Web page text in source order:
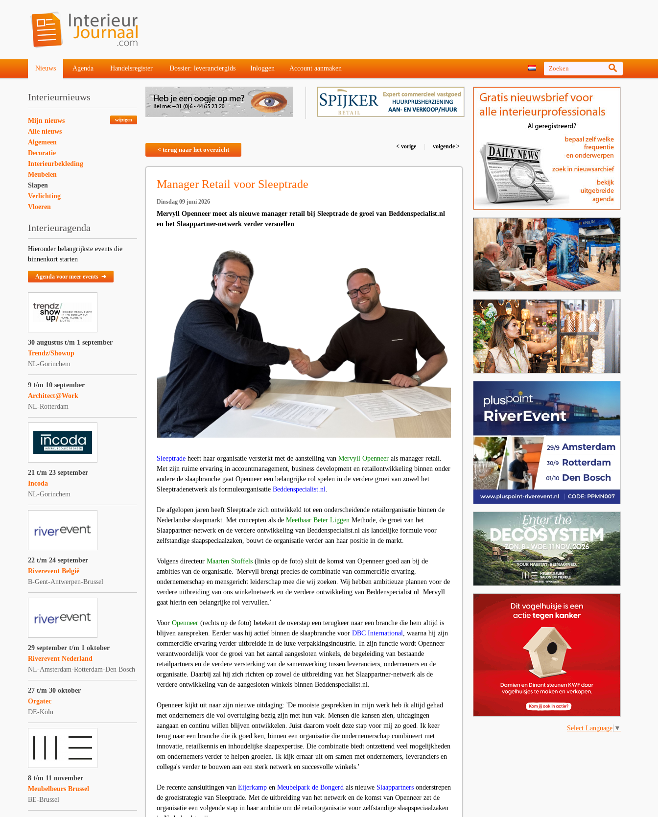
Nieuws Agenda Handelsregister Dossier: leveranciergids Inloggen Account aanmaken
Interieurnieuws
wijzigen
Mijn nieuws
Alle nieuws
Algemeen
Decoratie
Interieurbekleding
Meubelen
Slapen
Verlichting
Vloeren
Interieuragenda
Hieronder belangrijkste events die
binnenkort starten
Agenda voor meer events ➔
30 augustus t/m 1 september
Trendz/Showup
NL-Gorinchem
9 t/m 10 september
Architect@Work
NL-Rotterdam
21 t/m 23 september
Incoda
NL-Gorinchem
22 t/m 24 september
Riverevent België
B-Gent-Antwerpen-Brussel
29 september t/m 1 oktober
Riverevent Nederland
NL-Amsterdam-Rotterdam-Den Bosch
27 t/m 30 oktober
Orgatec
DE-Köln
8 t/m 11 november
Meubelbeurs Brussel
BE-Brussel
< terug naar het overzicht < vorige volgende >
Manager Retail voor Sleeptrade
Dinsdag 09 juni 2026
Mervyll Openneer moet als nieuwe manager retail bij Sleeptrade de groei van Beddenspecialist.nl
en het Slaappartner-netwerk verder versnellen
Sleeptrade heeft haar organisatie versterkt met de aanstelling van Mervyll Openneer als manager retail.
Met zijn ruime ervaring in accountmanagement, business development en retailontwikkeling binnen onder
andere de slaapbranche gaat Openneer een belangrijke rol spelen in de verdere groei van zowel het
Sleeptradenetwerk als formuleorganisatie Beddenspecialist.nl.
De afgelopen jaren heeft Sleeptrade zich ontwikkeld tot een onderscheidende retailorganisatie binnen de
Nederlandse slaapmarkt. Met concepten als de Meetbaar Beter Liggen Methode, de groei van het
Slaappartner-netwerk en de verdere ontwikkeling van Beddenspecialist.nl als landelijke formule voor
zelfstandige slaapspeciaalzaken, bouwt de organisatie verder aan haar positie in de markt.
Volgens directeur Maarten Stoffels (links op de foto) sluit de komst van Openneer goed aan bij de
ambities van de organisatie. 'Mervyll brengt precies de combinatie van commerciële ervaring,
ondernemerschap en mensgericht leiderschap mee die wij zoeken. Wij hebben ambitieuze plannen voor de
verdere uitbreiding van ons winkelnetwerk en de verdere ontwikkeling van Beddenspecialist.nl. Mervyll
gaat hierin een belangrijke rol vervullen.'
Voor Openneer (rechts op de foto) betekent de overstap een terugkeer naar een branche die hem altijd is
blijven aanspreken. Eerder was hij actief binnen de slaapbranche voor DBC International, waarna hij zijn
commerciële ervaring verder uitbreidde in de luxe verpakkingsindustrie. In zijn functie wordt Openneer
verantwoordelijk voor de groei van het aantal aangesloten winkels, de begeleiding van bestaande
retailpartners en de verdere versterking van de samenwerking tussen leveranciers, ondernemers en de
organisatie. Daarbij zal hij zich richten op zowel de uitbreiding van het Slaappartner-netwerk als de
verdere ontwikkeling van de aangesloten winkels binnen Beddenspecialist.nl.
Openneer kijkt uit naar zijn nieuwe uitdaging: 'De mooiste gesprekken in mijn werk heb ik altijd gehad
met ondernemers die vol overtuiging bezig zijn met hun vak. Mensen die kansen zien, uitdagingen
aangaan en continu willen blijven ontwikkelen. Juist daarom voelt deze stap voor mij zo goed. Ik keer
terug naar een branche die ik goed ken, binnen een organisatie die ondernemerschap combineert met
innovatie, retailkennis en inhoudelijke slaapexpertise. Die combinatie biedt ontzettend veel mogelijkheden
om ondernemers verder te helpen groeien. Ik kijk ernaar uit om samen met ondernemers, leveranciers en
collega's verder te bouwen aan een sterk netwerk en succesvolle winkels.'
De recente aansluitingen van Eijerkamp en Meubelpark de Bongerd als nieuwe Slaappartners onderstrepen
de groeistrategie van Sleeptrade. Met de uitbreiding van het netwerk en de komst van Openneer zet de
organisatie een volgende stap in haar ambitie om dé retailorganisatie voor zelfstandige slaapspeciaalzaken
Select Language ▼